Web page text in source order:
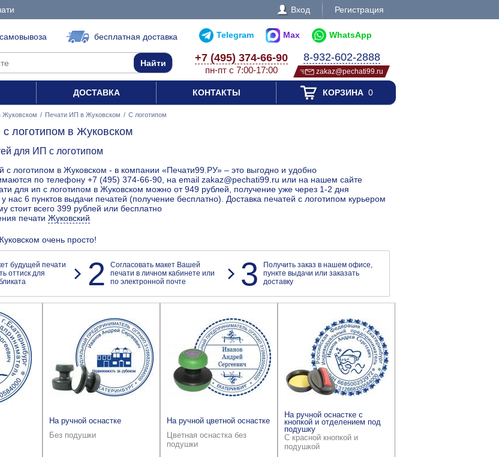
Вход Регистрация
бесплатная доставка Telegram Max WhatsApp
+7 (495) 374-66-90
пн-пт с 7:00-17:00
8-932-602-2888
zakaz@pechati99.ru
ДОСТАВКА КОНТАКТЫ КОРЗИНА0
Жуковском / Печати ИП в Жуковском / С логотипом
логотипом в Жуковском
для ИП с логотипом
с логотипом в Жуковском - в компании «Печати99.РУ» – это выгодно и удобно
по телефону +7 (495) 374-66-90, на email zakaz@pechati99.ru или на нашем сайте
для ип с логотипом в Жуковском можно от 949 рублей, получение уже через 1-2 дня
нас 6 пунктов выдачи печатей (получение бесплатно). Доставка печатей с логотипом курьером
стоит всего 399 рублей или бесплатно
печати Жуковский
очень просто!
будущей печати
оттиск для
2
Согласовать макет Вашей
печати в личном кабинете или
по электронной почте
3
Получить заказ в нашем офисе,
пункте выдачи или заказать
доставку
На ручной оснастке
Без подушки
На ручной цветной оснастке
Цветная оснастка без
подушки
На ручной оснастке с
кнопкой и отделением под
подушку
С красной кнопкой и
подушкой